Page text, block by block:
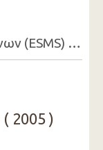
Euro-SDMX δομή μεταδεδομένων (ESMS) ( 2005 )
2005 )